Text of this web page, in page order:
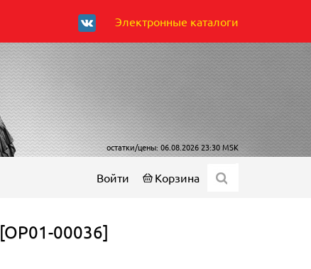
Электронные каталоги
остатки/цены: 06.08.2026 23:30 MSK
Войти Корзина
00036]